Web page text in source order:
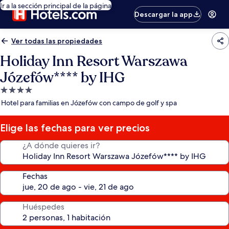
Ir a la sección principal de la página
Descargar la app
Ver todas las propiedades
Holiday Inn Resort Warszawa
Józefów**** by IHG
Propiedad
de
estrellas
Hotel para familias en Józefów con campo de golf y spa
Elige las fechas para ver precios
¿A dónde quieres ir?
Fechas
Huéspedes